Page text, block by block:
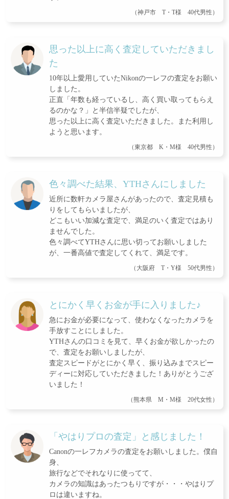
（神戸市 T・T様 40代男性）
思った以上に高く査定していただきまし
た
10年以上愛用していたNikonの一レフの査定をお願い
しました。
正直「年数も経っているし、高く買い取ってもらえ
るのかな？」と半信半疑でしたが、
思った以上に高く査定いただきました。また利用し
ようと思います。
（東京都 K・M様 40代男性）
色々調べた結果、YTHさんにしました
近所に数軒カメラ屋さんがあったので、査定見積も
りをしてもらいましたが、
どこもいい加減な査定で、満足のいく査定ではあり
ませんでした。
色々調べてYTHさんに思い切ってお願いしました
が、一番高値で査定してくれて、満足です。
（大阪府 T・Y様 50代男性）
とにかく早くお金が手に入りました♪
急にお金が必要になって、使わなくなったカメラを
手放すことにしました。
YTHさんの口コミを見て、早くお金が欲しかったの
で、査定をお願いしましたが、
査定スピードがとにかく早く、振り込みまでスピー
ディーに対応していただきました！ありがとうござ
いました！
（熊本県 M・M様 20代女性）
「やはりプロの査定」と感じました！
Canonの一レフカメラの査定をお願いしました。僕自
身、
旅行などでそれなりに使ってて、
カメラの知識はあったつもりですが・・・やはりプ
ロは違いますね。